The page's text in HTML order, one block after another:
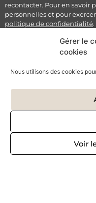
Gérer le
cookies
Nous utilisons des cookies
Voir
recontacter. Pour en savoir
personnelles et pour
politique de confidentialité.